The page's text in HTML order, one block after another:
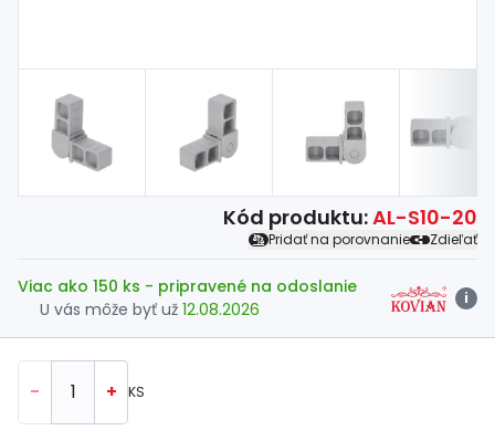
Kód produktu:AL-S10-20
Pridať na porovnanie Zdieľať
Viac ako 150 ks - pripravené na odoslanie
U vás môže byť už 12.08.2026
i
- + KS